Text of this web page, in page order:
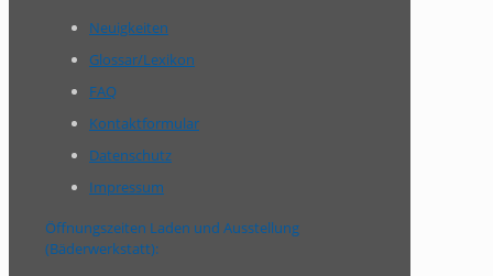
Neuigkeiten
Glossar/Lexikon
FAQ
Kontaktformular
Datenschutz
Impressum
Öffnungszeiten Laden und Ausstellung
(Bäderwerkstatt):